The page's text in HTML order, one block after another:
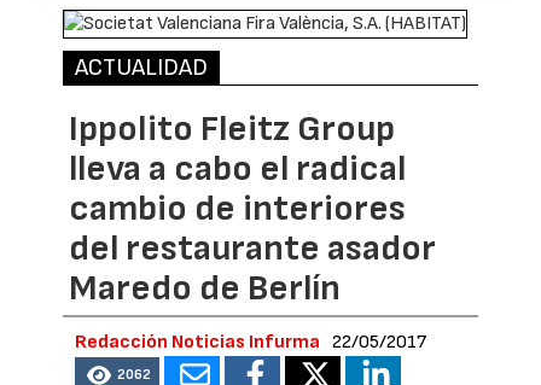
ACTUALIDAD
Ippolito Fleitz Group
lleva a cabo el radical
cambio de interiores
del restaurante asador
Maredo de Berlín
Redacción Noticias Infurma 22/05/2017
2062